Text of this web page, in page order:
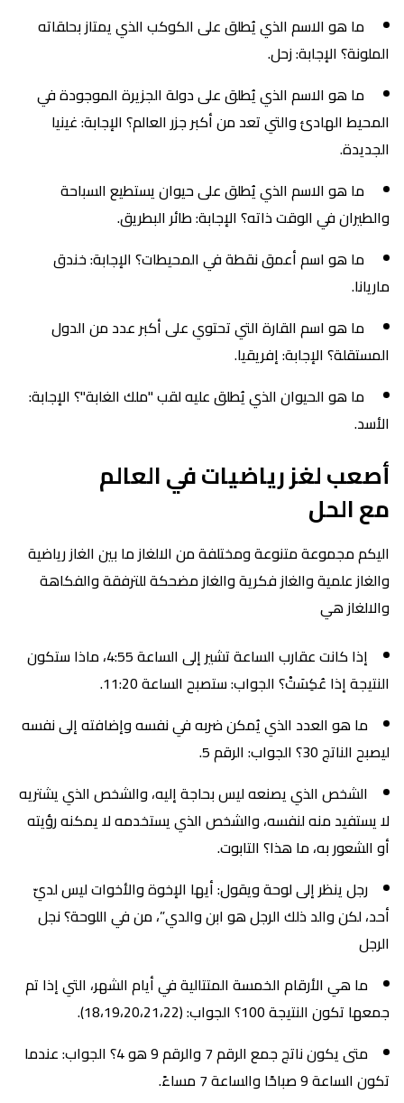
ما هو الاسم الذي يُطلق على الكوكب الذي يمتاز بحلقاته
الملونة؟ الإجابة: زحل.
ما هو الاسم الذي يُطلق على دولة الجزيرة الموجودة في
المحيط الهادئ والتي تعد من أكبر جزر العالم؟ الإجابة: غينيا
الجديدة.
ما هو الاسم الذي يُطلق على حيوان يستطيع السباحة
والطيران في الوقت ذاته؟ الإجابة: طائر البطريق.
ما هو اسم أعمق نقطة في المحيطات؟ الإجابة: خندق
ماريانا.
ما هو اسم القارة التي تحتوي على أكبر عدد من الدول
المستقلة؟ الإجابة: إفريقيا.
ما هو الحيوان الذي يُطلق عليه لقب "ملك الغابة"؟ الإجابة:
الأسد.
أصعب لغز رياضيات في العالم
مع الحل
اليكم مجموعة متنوعة ومختلفة من الالغاز ما بين الغاز رياضية
والغاز علمية والغاز فكرية والغاز مضحكة للترفقة والفكاهة
والالغاز هي
إذا كانت عقارب الساعة تشير إلى الساعة 4:55، ماذا ستكون
النتيجة إذا عُكِسَتْ؟ الجواب: ستصبح الساعة 11:20.
ما هو العدد الذي يُمكن ضربه في نفسه وإضافته إلى نفسه
ليصبح الناتج 30؟ الجواب: الرقم 5.
الشخص الذي يصنعه ليس بحاجة إليه، والشخص الذي يشتريه
لا يستفيد منه لنفسه، والشخص الذي يستخدمه لا يمكنه رؤيته
أو الشعور به، ما هذا؟ التابوت.
رجل ينظر إلى لوحة ويقول: أيها الإخوة والأخوات ليس لديّ
أحد، لكن والد ذلك الرجل هو ابن والدي”، من في اللوحة؟ نجل
الرجل
ما هي الأرقام الخمسة المتتالية في أيام الشهر، التي إذا تم
جمعها تكون النتيجة 100؟ الجواب: (18،19،20،21،22).
متى يكون ناتج جمع الرقم 7 والرقم 9 هو 4؟ الجواب: عندما
تكون الساعة 9 صباحًا والساعة 7 مساءً.